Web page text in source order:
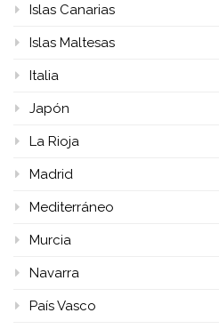
Islas Canarias
Islas Maltesas
Italia
Japón
La Rioja
Madrid
Mediterráneo
Murcia
Navarra
País Vasco